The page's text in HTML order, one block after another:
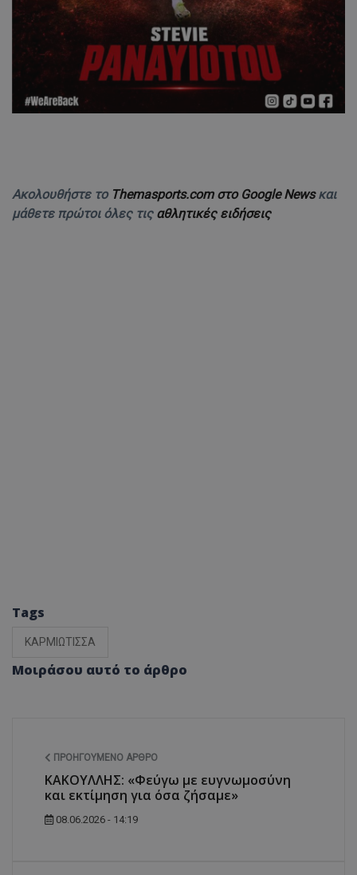
Ακολουθήστε το Themasports.com στο Google Newsκαι
μάθετε πρώτοι όλες τις αθλητικές ειδήσεις
Tags
ΚΑΡΜΙΩΤΙΣΣΑ
Μοιράσου αυτό το άρθρο
ΠΡΟΗΓΟΎΜΕΝΟ ΆΡΘΡΟ
ΚΑΚΟΥΛΛΗΣ: «Φεύγω με ευγνωμοσύνη
και εκτίμηση για όσα ζήσαμε»
08.06.2026 - 14:19